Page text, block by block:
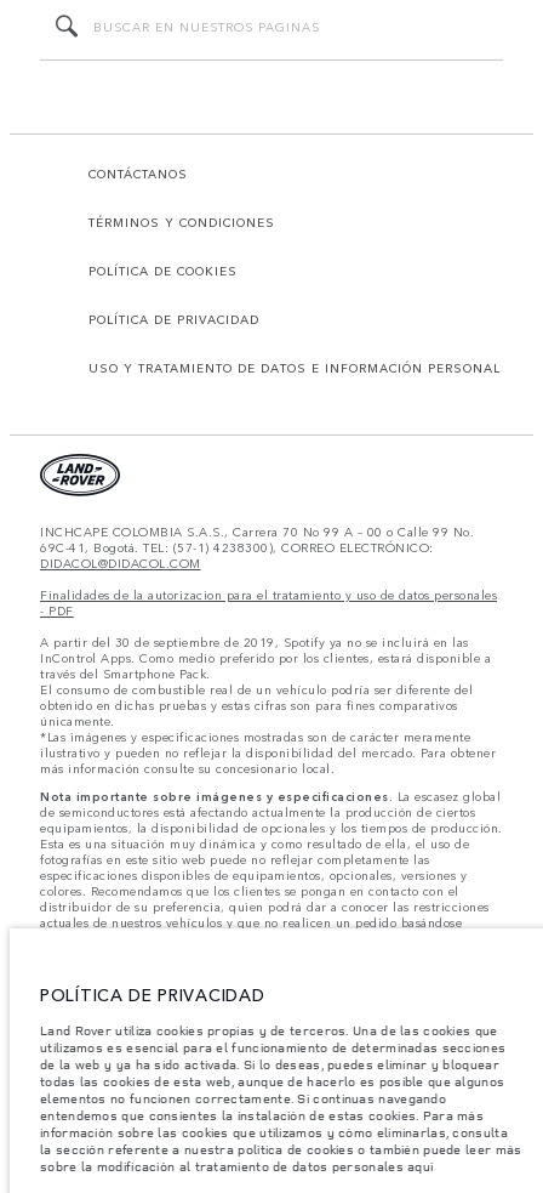
CONTÁCTANOS
TÉRMINOS Y CONDICIONES
POLÍTICA DE COOKIES
POLÍTICA DE PRIVACIDAD
USO Y TRATAMIENTO DE DATOS E INFORMACIÓN PERSONAL
INCHCAPE COLOMBIA S.A.S., Carrera 70 No 99 A – 00 o Calle 99 No.
69C-41, Bogotá. TEL: (57-1) 4238300), CORREO ELECTRÓNICO:
DIDACOL@DIDACOL.COM
Finalidades de la autorizacion para el tratamiento y uso de datos personales
- PDF
A partir del 30 de septiembre de 2019, Spotify ya no se incluirá en las
InControl Apps. Como medio preferido por los clientes, estará disponible a
través del Smartphone Pack.
El consumo de combustible real de un vehículo podría ser diferente del
obtenido en dichas pruebas y estas cifras son para fines comparativos
únicamente.
*Las imágenes y especificaciones mostradas son de carácter meramente
ilustrativo y pueden no reflejar la disponibilidad del mercado. Para obtener
más información consulte su concesionario local.
Nota importante sobre imágenes y especificaciones. La escasez global
de semiconductores está afectando actualmente la producción de ciertos
equipamientos, la disponibilidad de opcionales y los tiempos de producción.
Esta es una situación muy dinámica y como resultado de ella, el uso de
fotografías en este sitio web puede no reflejar completamente las
especificaciones disponibles de equipamientos, opcionales, versiones y
colores. Recomendamos que los clientes se pongan en contacto con el
distribuidor de su preferencia, quien podrá dar a conocer las restricciones
actuales de nuestros vehículos y que no realicen un pedido basándose
las especificaciones, el diseño y la producción de sus vehículos, piezas y
accesorios, por lo que se producen modificaciones de forma continua y sin
vendrán incluidas de serie. La información, las especificaciones, los motores
y los colores que aparecen en esta página web se basan en las
especificaciones europeas. Estos pueden variar en función del mercado y
pueden ser modificados sin previo aviso. Algunos vehículos se muestran con
equipamiento opcional y accesorios originales que pueden no estar
disponibles en todos los mercados. Ponte en contacto con tu concesionario
local para consultar disponibilidad y precios.
POLÍTICA DE PRIVACIDAD
Land Rover utiliza cookies propias y de terceros. Una de las cookies que
utilizamos es esencial para el funcionamiento de determinadas secciones
de la web y ya ha sido activada. Si lo deseas, puedes eliminar y bloquear
todas las cookies de esta web, aunque de hacerlo es posible que algunos
elementos no funcionen correctamente. Si continuas navegando
entendemos que consientes la instalación de estas cookies. Para más
información sobre las cookies que utilizamos y cómo eliminarlas, consulta
la sección referente a nuestra política de cookies o también puede leer más
sobre la modificación al tratamiento de datos personales aquí